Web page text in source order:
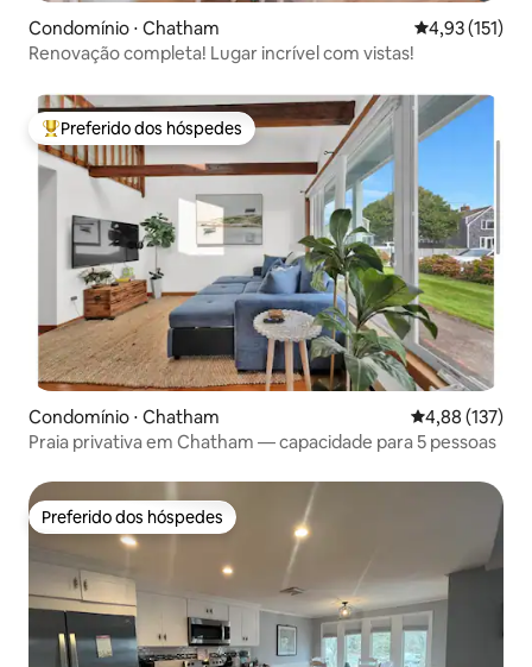
Condomínio ⋅ Chatham 4,93 de uma
4,93 (151)
Renovação completa! Lugar incrível com vistas!
Entre os melhores preferidos dos hóspedes
Preferido dos hóspedes
Condomínio ⋅ Chatham 4,88 de uma
4,88 (137)
Praia privativa em Chatham — capacidade para 5 pessoas
Preferido dos hóspedes
Preferido dos hóspedes